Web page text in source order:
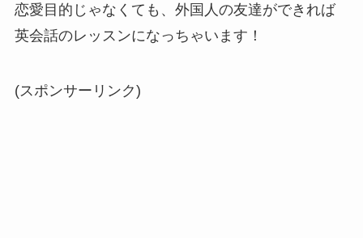
恋愛目的じゃなくても、外国人の友達ができれば
英会話のレッスンになっちゃいます！
(スポンサーリンク)